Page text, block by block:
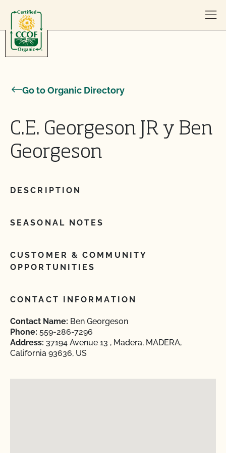
Go to Organic Directory
C.E. Georgeson JR y Ben
Georgeson
DESCRIPTION
SEASONAL NOTES
CUSTOMER & COMMUNITY
OPPORTUNITIES
CONTACT INFORMATION
Contact Name: Ben Georgeson
Phone: 559-286-7296
Address: 37194 Avenue 13 , Madera, MADERA,
California 93636, US